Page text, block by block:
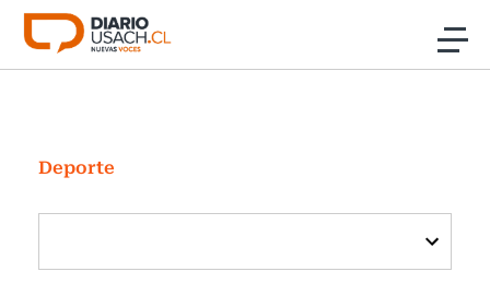
Click acá para ir directamente al contenido
Investigación
Cultura
Programas Radio y TV Usach
Deporte